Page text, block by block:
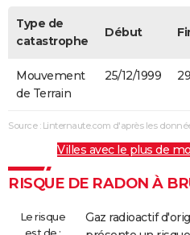
Type de
catastrophe
Début
Mouvement
de Terrain
25/12/1999
Source : Linternaute.com d'après les
Villes avec le plus de
RISQUE DE RADON À
Le risque
Gaz radioactif